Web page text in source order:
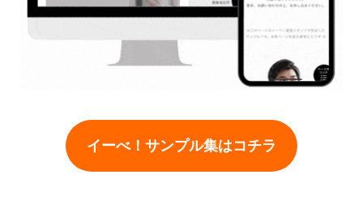
イーべ！サンプル集はコチラ